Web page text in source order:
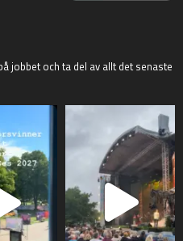
jobbet och ta del av allt det senaste